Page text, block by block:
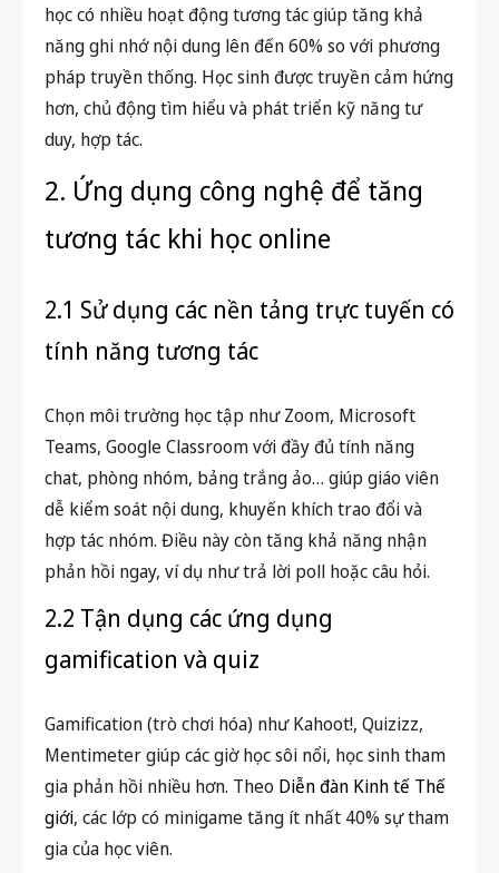
học có nhiều hoạt động tương tác giúp tăng khả
năng ghi nhớ nội dung lên đến 60% so với phương
pháp truyền thống. Học sinh được truyền cảm hứng
hơn, chủ động tìm hiểu và phát triển kỹ năng tư
duy, hợp tác.
2. Ứng dụng công nghệ để tăng
tương tác khi học online
2.1 Sử dụng các nền tảng trực tuyến có
tính năng tương tác
Chọn môi trường học tập như Zoom, Microsoft
Teams, Google Classroom với đầy đủ tính năng
chat, phòng nhóm, bảng trắng ảo… giúp giáo viên
dễ kiểm soát nội dung, khuyến khích trao đổi và
hợp tác nhóm. Điều này còn tăng khả năng nhận
phản hồi ngay, ví dụ như trả lời poll hoặc câu hỏi.
2.2 Tận dụng các ứng dụng
gamification và quiz
Gamification (trò chơi hóa) như Kahoot!, Quizizz,
Mentimeter giúp các giờ học sôi nổi, học sinh tham
gia phản hồi nhiều hơn. Theo Diễn đàn Kinh tế Thế
giới, các lớp có minigame tăng ít nhất 40% sự tham
gia của học viên.